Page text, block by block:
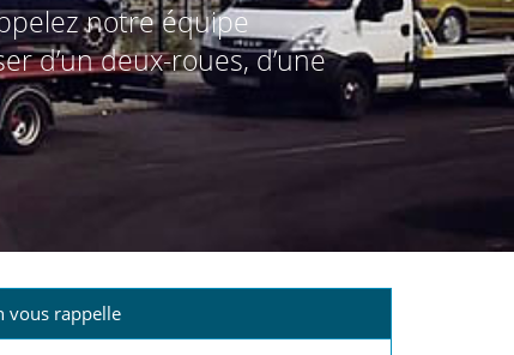
notre équipe
d’un deux-roues, d’une
vous rappelle